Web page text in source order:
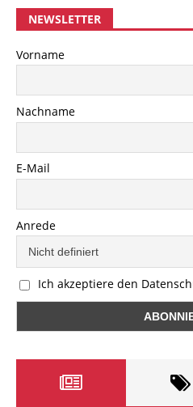
NEWSLETTER
Vorname
Nachname
E-Mail
Anrede
Ich akzeptiere den